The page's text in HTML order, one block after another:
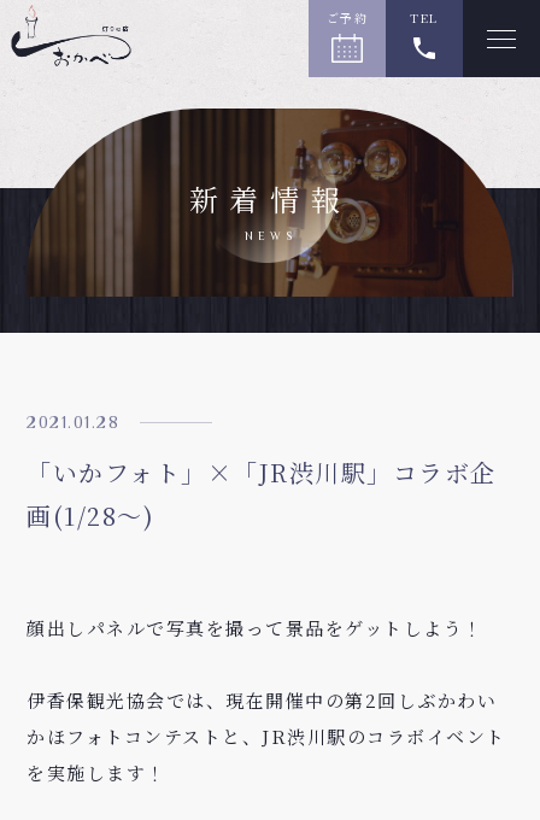
ご予約 TEL
新着情報
NEWS
2021.01.28
「いかフォト」×「JR渋川駅」コラボ企
画(1/28～)
顔出しパネルで写真を撮って景品をゲットしよう！
伊香保観光協会では、現在開催中の第2回しぶかわい
かほフォトコンテストと、 JR渋川駅のコラボイベント
を実施します！